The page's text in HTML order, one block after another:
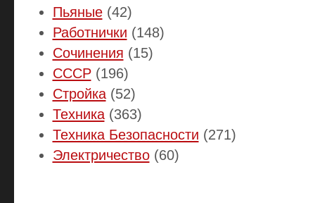
Пьяные(42)
Работнички (148)
Сочинения (15)
СССР(196)
Стройка(52)
Техника(363)
Техника Безопасности (271)
Электричество(60)